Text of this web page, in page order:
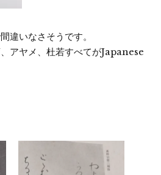
違いなさそうです。
アヤメ、杜若すべてがJapanese